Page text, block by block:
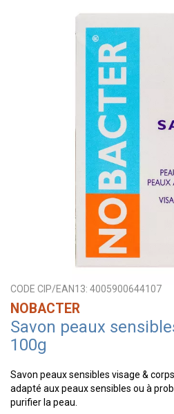
CODE CIP/EAN13: 4005900644107
NOBACTER
Savon peaux
100g
Savon peaux sensibles visage &
adapté aux peaux sensibles ou à
purifier la peau.